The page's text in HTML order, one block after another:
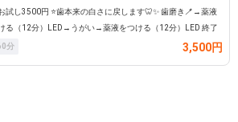
試し3500円 ⭐️歯本来の白さに戻します🦷✨️ 歯磨き🪥→薬液
る（12分）LED→うがい→薬液をつける（12分）LED 終了
分 3,500円